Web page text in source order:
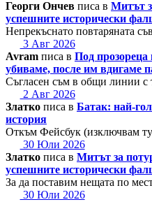
Георги Ончев писа в Митът
успешните исторически
Непрекъснато повтаряната
3 Авг 2026
Avram писа в Под
убиваме, после им вдигаме
Съгласен съм в общи линии с
2 Авг 2026
Златко писа в Батак: най-
история
Откъм Фейсбук (изключвам
30 Юли 2026
Златко писа в Митът за
успешните исторически
За да поставим нещата по
30 Юли 2026